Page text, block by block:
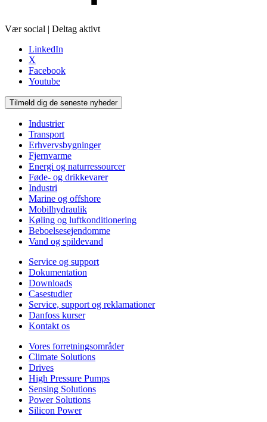
Vær social | Deltag aktivt
LinkedIn
X
Facebook
Youtube
Tilmeld dig de seneste nyheder
Industrier
Transport
Erhvervsbygninger
Fjernvarme
Energi og naturressourcer
Føde- og drikkevarer
Industri
Marine og offshore
Mobilhydraulik
Køling og luftkonditionering
Beboelsesejendomme
Vand og spildevand
Service og support
Dokumentation
Downloads
Casestudier
Service, support og reklamationer
Danfoss kurser
Kontakt os
Vores forretningsområder
Climate Solutions
Drives
High Pressure Pumps
Sensing Solutions
Power Solutions
Silicon Power